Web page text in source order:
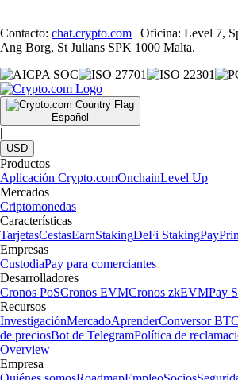
Contacto: chat.crypto.com | Oficina: Level 7,
Ang Borg, St Julians SPK 1000 Malta.
Español
|
USD
Productos
Aplicación Crypto.comOnchainLevel Up
Mercados
Criptomonedas
Características
TarjetasCestasEarnStakingDeFi StakingPay
Empresas
CustodiaPay para comerciantes
Desarrolladores
Cronos PoSCronos EVMCronos zkEVMPay
Recursos
InvestigaciónMercadoAprenderConversor
de preciosBot de TelegramPolítica de
Overview
Empresa